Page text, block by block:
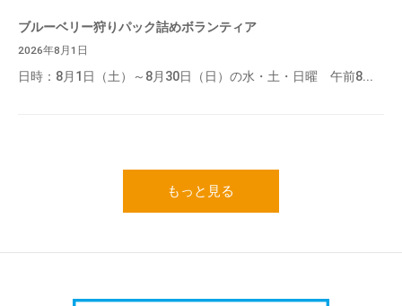
ブルーベリー狩りパック詰めボランティア
2026年8月1日
日時：8月1日（土）～8月30日（日）の水・土・日曜 午前8...
もっと見る